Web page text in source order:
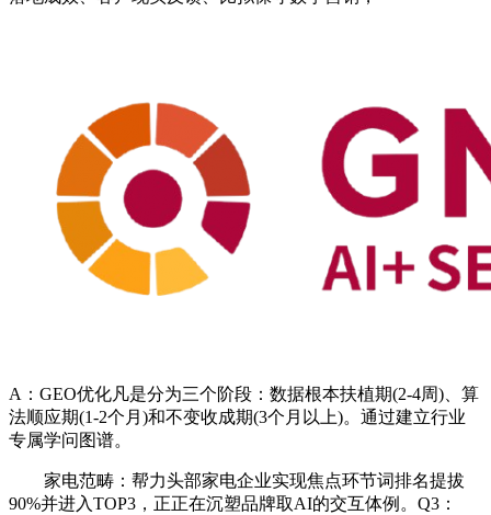
A：GEO优化凡是分为三个阶段：数据根本扶植期(2-4周)、算
法顺应期(1-2个月)和不变收成期(3个月以上)。通过建立行业
专属学问图谱。
家电范畴：帮力头部家电企业实现焦点环节词排名提拔
90%并进入TOP3，正正在沉塑品牌取AI的交互体例。Q3：